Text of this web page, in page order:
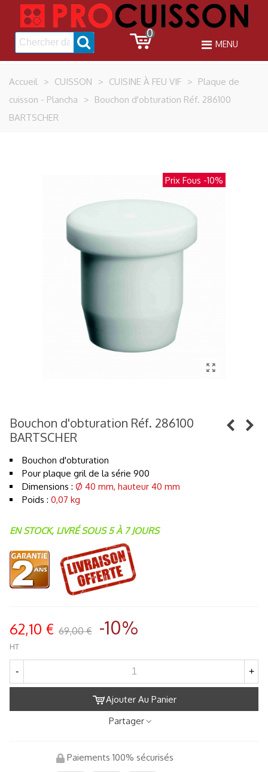
0
MENU
Accueil > CUISSON > CUISINE À FEU VIF > Plaque de
cuisson - Plancha
> Bouchon d'obturation Réf. 286100
BARTSCHER
Prix Fous -10%
Bouchon d'obturation Réf. 286100
BARTSCHER
Bouchon d'obturation
Pour plaque gril de la série 900
Dimensions : Ø 40 mm, hauteur 40 mm
Poids : 0,07 kg
EN STOCK, LIVRÉ SOUS 5 À 7 JOURS
62,10 € 69,00 € -10%
HT
- +
Ajouter Au Panier
Partager
Paiements 100% sécurisés